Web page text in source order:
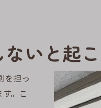
いと起
を担っ
。こ